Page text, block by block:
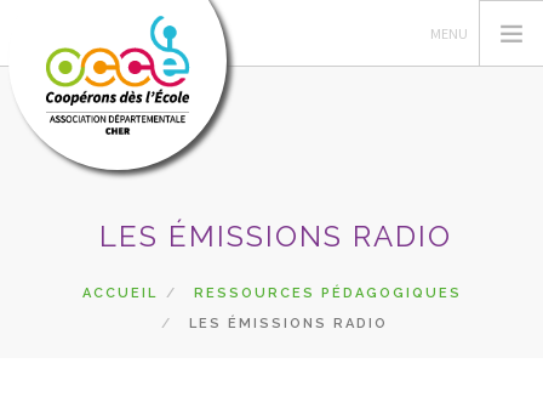
ACTIONS PÉDAGOGIQUES
GÉRER SA COOPÉRATIVE
LES ÉMISSIONS RADIO
ACCUEIL
RESSOURCES PÉDAGOGIQUES
LES ÉMISSIONS RADIO